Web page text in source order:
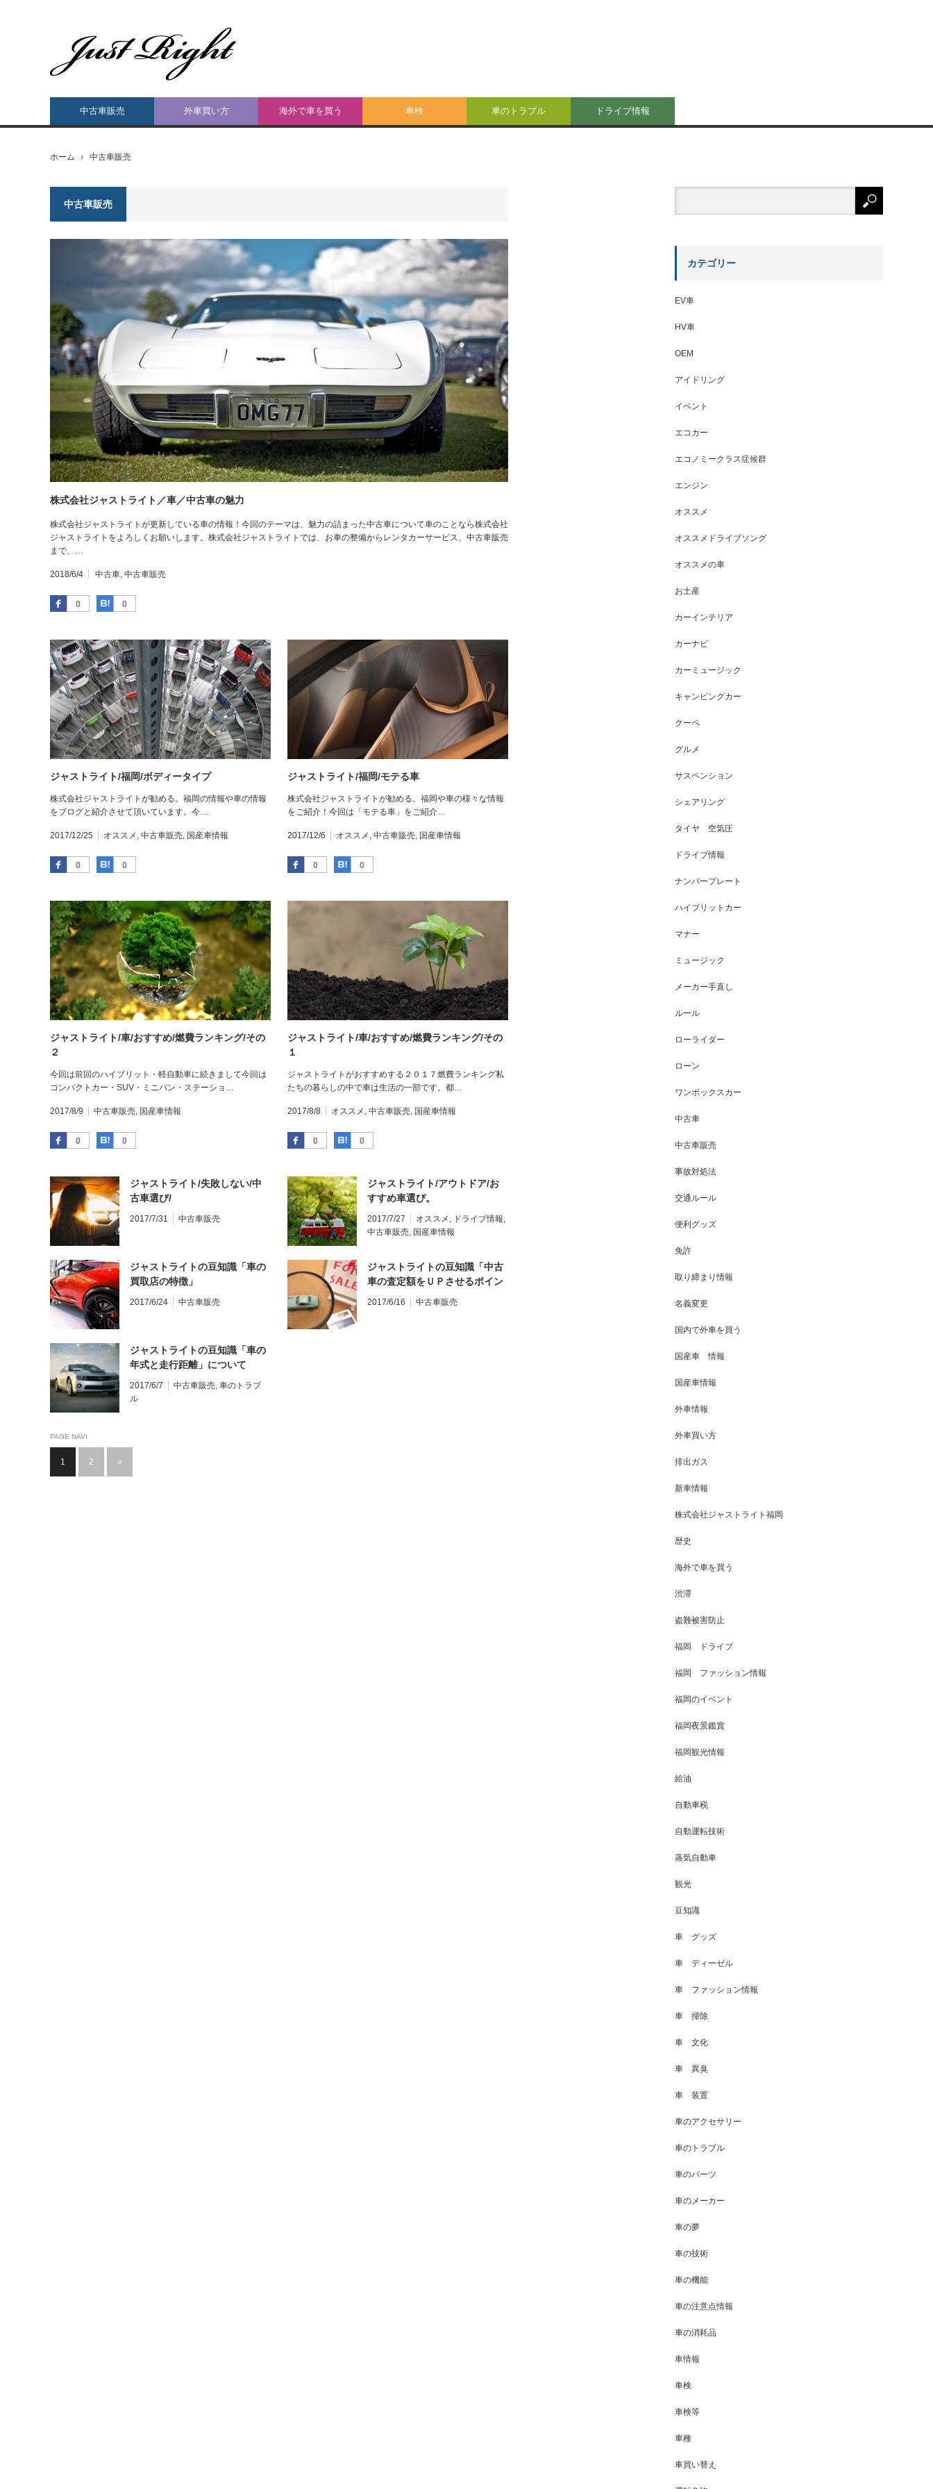
中古車販売 外車買い方 海外で車を買う 車検 車のトラブル ドライブ情報
ホーム 中古車販売
中古車販売
株式会社ジャストライト／車／中古車の魅力
株式会社ジャストライトが更新している車の情報！今回のテーマは、魅力の詰まった中古車について車のことなら株式会社
ジャストライトをよろしくお願いします。株式会社ジャストライトでは、お車の整備からレンタカーサービス、中古車販売
まで、…
2018/6/4 中古車, 中古車販売
0
Facebook 0
はてなブックマーク
ジャストライト/福岡/ボディータイプ
株式会社ジャストライトが勧める。福岡の情報や車の情報
をブログと紹介させて頂いています。今…
2017/12/25 オススメ , 中古車販売, 国産車情報
0
Facebook 0
はてなブックマーク
ジャストライト/福岡/モテる車
株式会社ジャストライトが勧める。福岡や車の様々な情報
をご紹介！今回は「モテる車」をご紹介…
2017/12/6 オススメ , 中古車販売, 国産車情報
0
Facebook 0
はてなブックマーク
ジャストライト/車/おすすめ/燃費ランキング/その
２
今回は前回のハイブリット・軽自動車に続きまして今回は
コンパクトカー・SUV・ミニバン・ステーショ…
2017/8/9 中古車販売, 国産車情報
0
Facebook 0
はてなブックマーク
ジャストライト/車/おすすめ/燃費ランキング/その
１
ジャストライトがおすすめする２０１７燃費ランキング私
たちの暮らしの中で車は生活の一部です。都…
2017/8/8 オススメ , 中古車販売, 国産車情報
0
Facebook 0
はてなブックマーク
ジャストライト/失敗しない/中
古車選び/
2017/7/31 中古車販売
ジャストライト/アウトドア/お
すすめ車選び。
2017/7/27 オススメ , ドライブ情報,
中古車販売, 国産車情報
ジャストライトの豆知識「車の
買取店の特徴」
2017/6/24 中古車販売
ジャストライトの豆知識「中古
車の査定額をＵＰさせるポイン
2017/6/16 中古車販売
ジャストライトの豆知識「車の
年式と走行距離」について
2017/6/7 中古車販売, 車のトラブ
ル
PAGE NAVI
1 2 »
カテゴリー
EV車
HV車
OEM
アイドリング
イベント
エコカー
エコノミークラス症候群
エンジン
オススメ
オススメドライブソング
オススメの車
お土産
カーインテリア
カーナビ
カーミュージック
キャンピングカー
クーペ
グルメ
サスペンション
シェアリング
タイヤ 空気圧
ドライブ情報
ナンバープレート
ハイブリットカー
マナー
ミュージック
メーカー手直し
ルール
ローライダー
ローン
ワンボックスカー
中古車
中古車販売
事故対処法
交通ルール
便利グッズ
免許
取り締まり情報
名義変更
国内で外車を買う
国産車 情報
国産車情報
外車情報
外車買い方
排出ガス
新車情報
株式会社ジャストライト福岡
歴史
海外で車を買う
渋滞
盗難被害防止
福岡 ドライブ
福岡 ファッション情報
福岡のイベント
福岡夜景鑑賞
福岡観光情報
給油
自動車税
自動運転技術
蒸気自動車
観光
豆知識
車 グッズ
車 ディーゼル
車 ファッション情報
車 掃除
車 文化
車 異臭
車 装置
車のアクセサリー
車のトラブル
車のパーツ
車のメーカー
車の夢
車の技術
車の機能
車の注意点情報
車の消耗品
車情報
車検
車検等
車種
車買い替え